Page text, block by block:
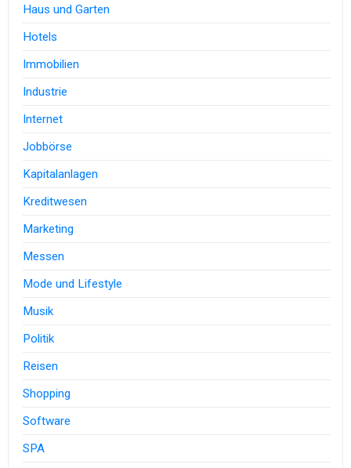
Haus und Garten
Hotels
Immobilien
Industrie
Internet
Jobbörse
Kapitalanlagen
Kreditwesen
Marketing
Messen
Mode und Lifestyle
Musik
Politik
Reisen
Shopping
Software
SPA